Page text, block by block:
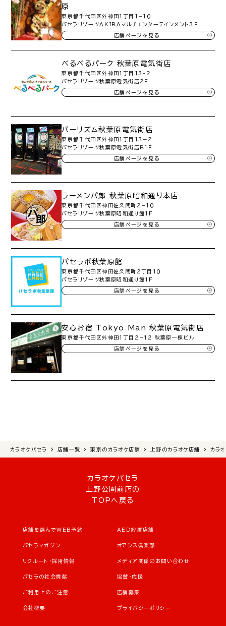
原
東京都千代田区外神田１丁目１−１０
パセラリゾーツＡＫＩＢＡマルチエンターテインメント３Ｆ
店舗ページを見る
べるべるパーク 秋葉原電気街店
東京都千代田区外神田１丁目１３-２
パセラリゾーツ秋葉原電気街店２Ｆ
店舗ページを見る
バーリズム秋葉原電気街店
東京都千代田区外神田１丁目１３−２
パセラリゾーツ秋葉原電気街店Ｂ１Ｆ
店舗ページを見る
ラーメンパ郎 秋葉原昭和通り本店
東京都千代田区神田佐久間町２−１０
パセラリゾーツ秋葉原昭和通り館１F
店舗ページを見る
パセラボ秋葉原館
東京都千代田区神田佐久間町２丁目１０
パセラリゾーツ秋葉原昭和通り館１F
店舗ページを見る
安心お宿 Tokyo Man 秋葉原電気街店
東京都千代田区外神田１丁目２−１２ 秋葉原一棟ビル
店舗ページを見る
カラオケパセラ 店舗一覧 東京のカラオケ店舗 上野のカラオケ店舗 カラ
カラオケパセラ
上野公園前店の
TOPへ戻る
店舗を選んでWEB予約 AED設置店舗
パセラマガジン オアシス倶楽部
リクルート・採用情報 メディア関係のお問い合わせ
パセラの社会貢献 協賛・応援
ご利用上のご注意 店舗募集
会社概要 プライバシーポリシー